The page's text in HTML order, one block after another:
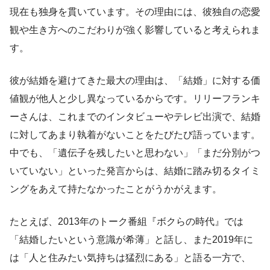
現在も独身を貫いています。その理由には、彼独自の恋愛
観や生き方へのこだわりが強く影響していると考えられま
す。
彼が結婚を避けてきた最大の理由は、「結婚」に対する価
値観が他人と少し異なっているからです。リリーフランキ
ーさんは、これまでのインタビューやテレビ出演で、結婚
に対してあまり執着がないことをたびたび語っています。
中でも、「遺伝子を残したいと思わない」「まだ分別がつ
いていない」といった発言からは、結婚に踏み切るタイミ
ングをあえて持たなかったことがうかがえます。
たとえば、2013年のトーク番組『ボクらの時代』では
「結婚したいという意識が希薄」と話し、また2019年に
は「人と住みたい気持ちは猛烈にある」と語る一方で、